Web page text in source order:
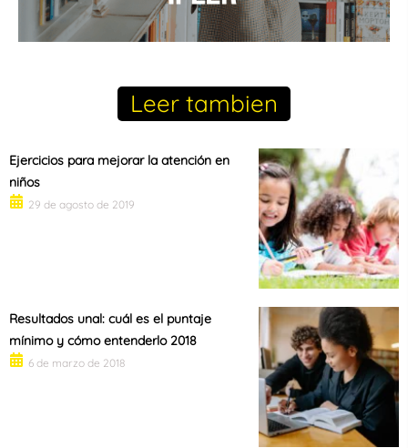
Leer tambien
Ejercicios para mejorar la atención en
niños
29 de agosto de 2019
Resultados unal: cuál es el puntaje
mínimo y cómo entenderlo 2018
6 de marzo de 2018